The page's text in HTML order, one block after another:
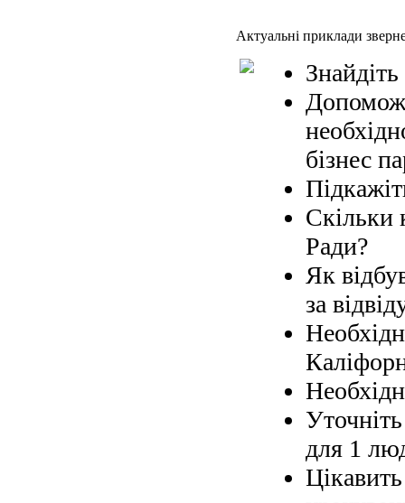
Актуальні приклади
бізнес
Скільки
Ради?
Як
за
для 1